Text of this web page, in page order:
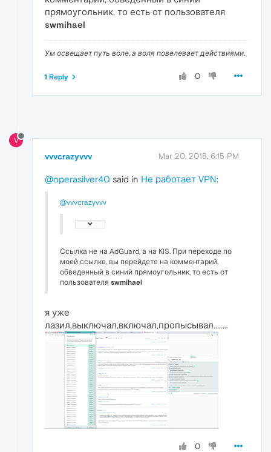
прямоугольник, то есть от пользователя
swmihael
Ум освещает путь воле, а воля повелевает действиями.
0
1 Reply
V
vvvcrazyvvv Mar 20, 2018, 6:15 PM
@operasilver40 said in Не работает VPN:
@vvvcrazyvvv
Ссылка не на AdGuard, а на KIS. При переходе по
моей ссылке, вы перейдете на комментарий,
обведенный в синий прямоугольник, то есть от
пользователя swmihael
я уже
лазил,выключал,включал,пропысывал........
0